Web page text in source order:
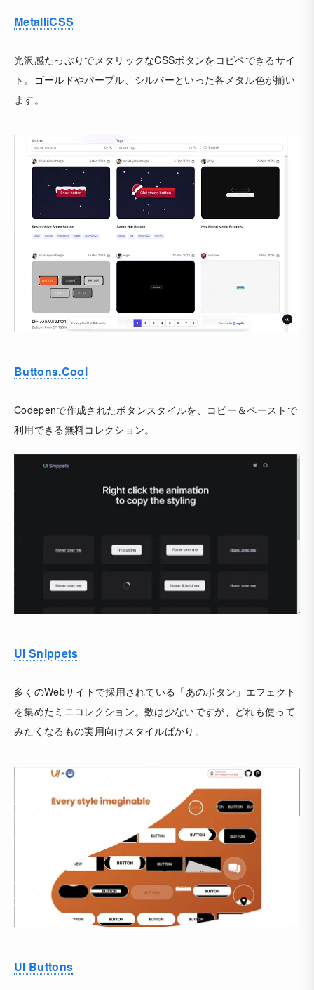
MetalliCSS
光沢感たっぷりでメタリックなCSSボタンをコピペできるサイ
ト。ゴールドやパープル、シルバーといった各メタル色が揃い
ます。
Buttons.Cool
Codepenで作成されたボタンスタイルを、コピー＆ペーストで
利用できる無料コレクション。
UI Snippets
多くのWebサイトで採用されている「あのボタン」エフェクト
を集めたミニコレクション。数は少ないですが、どれも使って
みたくなるもの実用向けスタイルばかり。
UI Buttons